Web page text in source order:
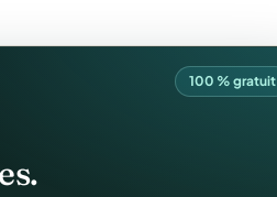
100 % gratuit
.